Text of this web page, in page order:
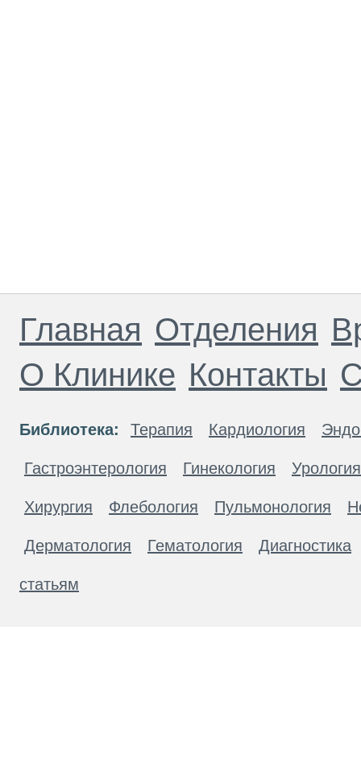
Главная Отделения
О Клинике Контакты
Библиотека: Терапия Кардиология
Гастроэнтерология Гинекология Урология
Хирургия Флебология Пульмонология
Дерматология Гематология Диагностика
статьям